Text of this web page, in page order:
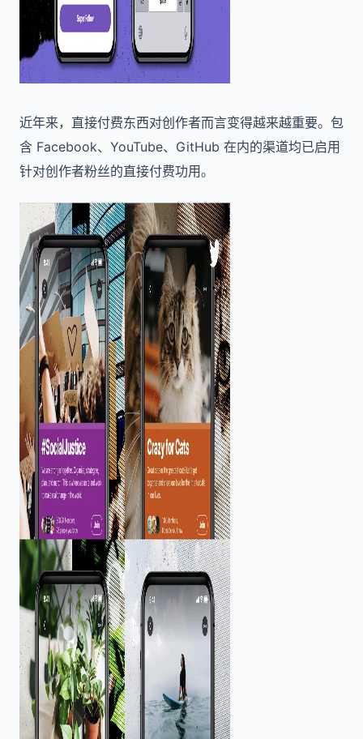
近年来，直接付费东西对创作者而言变得越来越重要。包
含 Facebook、YouTube、GitHub 在内的渠道均已启用
针对创作者粉丝的直接付费功用。